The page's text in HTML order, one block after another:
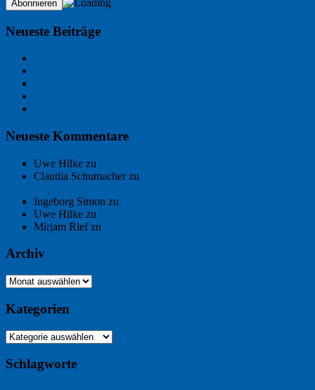
Neueste Beiträge
Neueste Kommentare
Uwe Hilke zu
Claudia Schumacherzu
Ingeborg Simon zu
Uwe Hilke zu
Mirjam Riefzu
Archiv
Archiv
Kategorien
Kategorien
Schlagworte